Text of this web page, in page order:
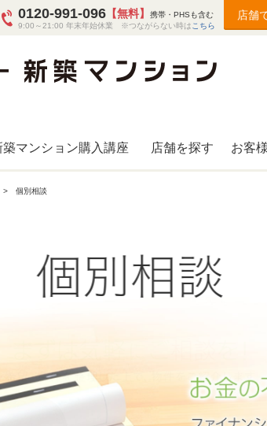
0120-991-096 【無料】
携帯・PHSも含む
9:00～21:00 年末年始休業 ※つながらない時は こちら
店舗
築マンション購入講座 店舗を探す お客
個別相談